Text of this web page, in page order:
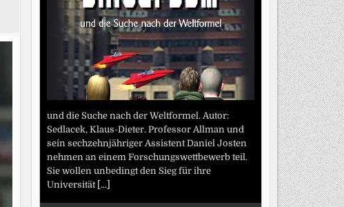
und die Suche nach der Weltformel. Autor:
Sedlacek, Klaus-Dieter. Professor Allman und
sein sechzehnjähriger Assistent Daniel Josten
nehmen an einem Forschungswettbewerb teil.
Sie wollen unbedingt den Sieg für ihre
Universität [...]